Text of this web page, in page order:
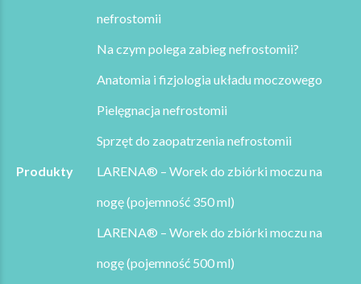
nefrostomii
Na czym polega zabieg nefrostomii?
Anatomia i fizjologia układu moczowego
Pielęgnacja nefrostomii
Sprzęt do zaopatrzenia nefrostomii
Produkty
LARENA® – Worek do zbiórki moczu na
nogę (pojemność 350 ml)
LARENA® – Worek do zbiórki moczu na
nogę (pojemność 500 ml)